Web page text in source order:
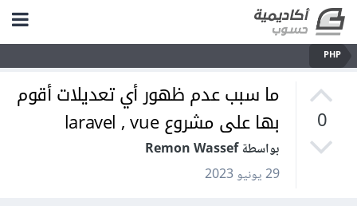
PHP
0
ما سبب عدم ظهور أي تعديلات أقوم
بها على مشروع laravel , vue
بواسطة Remon Wassef
29 يونيو 2023